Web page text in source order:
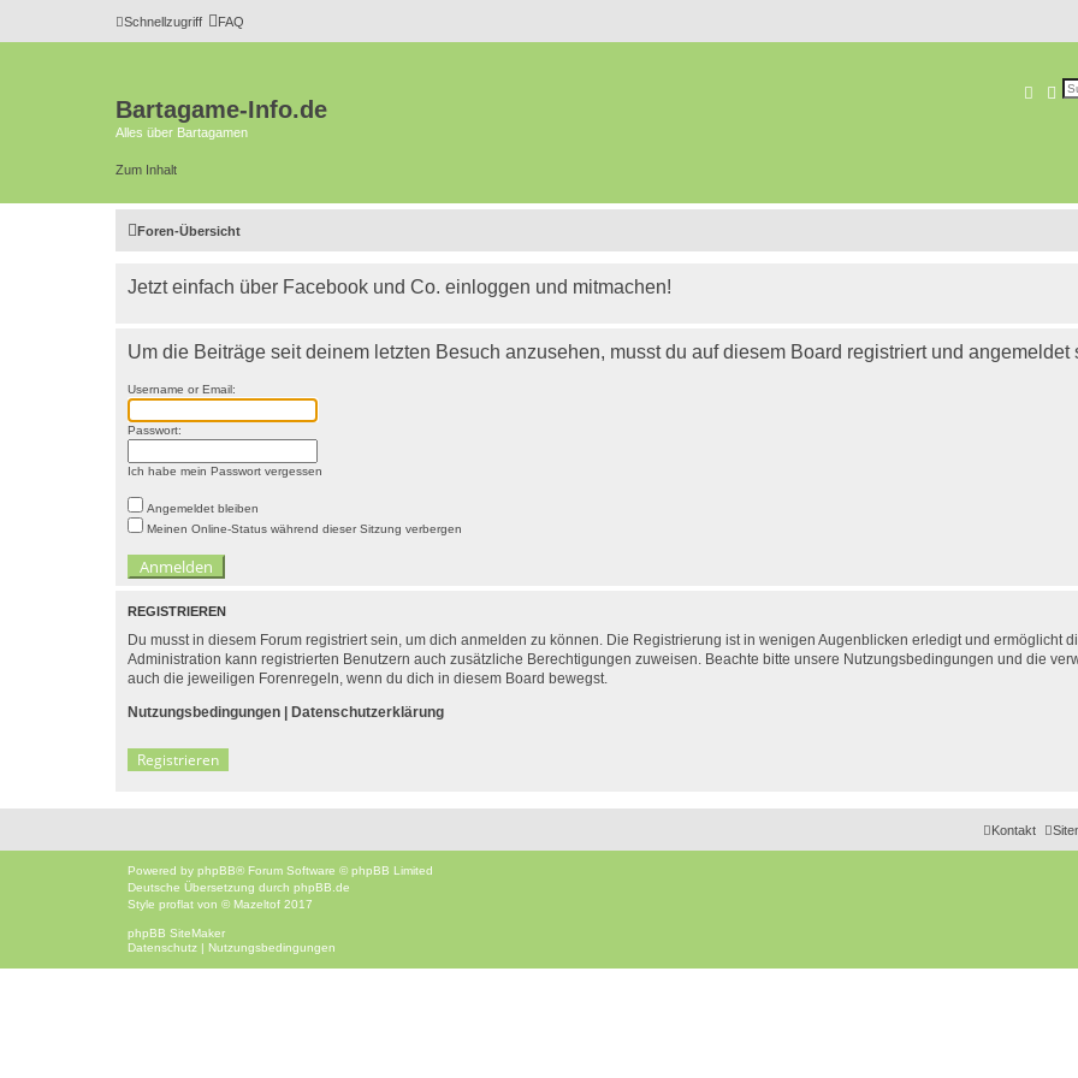
Schnellzugriff FAQ
Bartagame-Info.de
Alles über Bartagamen
Zum Inhalt
Suche
Foren-Übersicht
Jetzt einfach über Facebook und Co. einloggen und mitmachen!
Um die Beiträge seit deinem letzten Besuch anzusehen, musst du auf diesem Board registriert und angemeldet
Username or Email:
Passwort:
Ich habe mein Passwort vergessen
Angemeldet bleiben
Meinen Online-Status während dieser Sitzung verbergen
REGISTRIEREN
Du musst in diesem Forum registriert sein, um dich anmelden zu können. Die Registrierung ist in wenigen Augenblicken erledigt und ermöglicht
Administration kann registrierten Benutzern auch zusätzliche Berechtigungen zuweisen. Beachte bitte unsere Nutzungsbedingungen und die
auch die jeweiligen Forenregeln, wenn du dich in diesem Board bewegst.
Nutzungsbedingungen | Datenschutzerklärung
Registrieren
Kontakt
Powered by phpBB® Forum Software © phpBB Limited
Deutsche Übersetzung durch phpBB.de
Style proflat von © Mazeltof 2017
phpBB SiteMaker
Datenschutz | Nutzungsbedingungen